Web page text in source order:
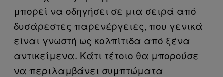
μπορεί να οδηγήσει σε μια σειρά από
δυσάρεστες παρενέργειες, που γενικά
είναι γνωστή ως κολπίτιδα από ξένα
αντικείμενα. Κάτι τέτοιο θα μπορούσε
να περιλαμβάνει συμπτώματα